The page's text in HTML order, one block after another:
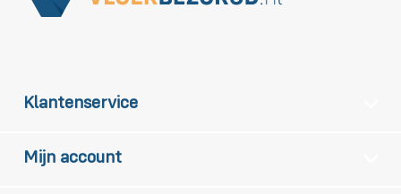
Klantenservice
Mijn account